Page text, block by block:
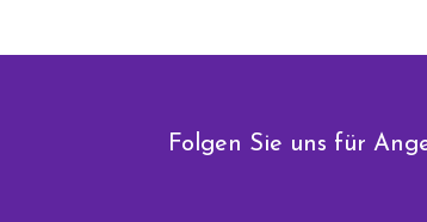
Folgen Sie uns für